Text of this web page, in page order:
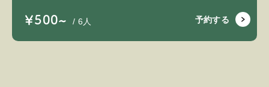
￥500~ / 6人 予約する